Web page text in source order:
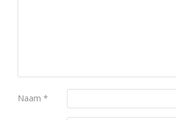
Naam *